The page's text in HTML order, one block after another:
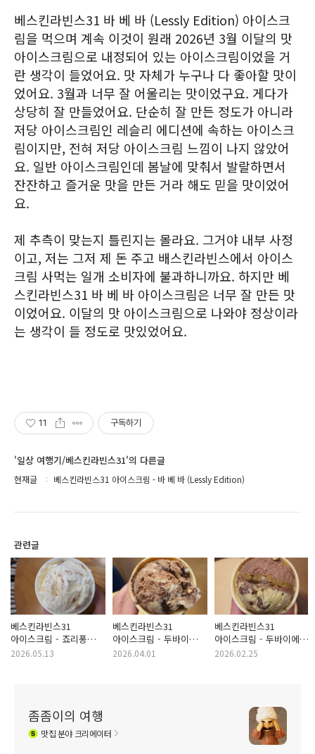
베스킨라빈스31 바 베 바 (Lessly Edition) 아이스크
림을 먹으며 계속 이것이 원래 2026년 3월 이달의 맛
아이스크림으로 내정되어 있는 아이스크림이었을 거
란 생각이 들었어요. 맛 자체가 누구나 다 좋아할 맛이
었어요. 3월과 너무 잘 어울리는 맛이었구요. 게다가
상당히 잘 만들었어요. 단순히 잘 만든 정도가 아니라
저당 아이스크림인 레슬리 에디션에 속하는 아이스크
림이지만, 전혀 저당 아이스크림 느낌이 나지 않았어
요. 일반 아이스크림인데 봄날에 맞춰서 발랄하면서
잔잔하고 즐거운 맛을 만든 거라 해도 믿을 맛이었어
요.
제 추측이 맞는지 틀린지는 몰라요. 그거야 내부 사정
이고, 저는 그저 제 돈 주고 배스킨라빈스에서 아이스
크림 사먹는 일개 소비자에 불과하니까요. 하지만 베
스킨라빈스31 바 베 바 아이스크림은 너무 잘 만든 맛
이었어요. 이달의 맛 아이스크림으로 나와야 정상이라
는 생각이 들 정도로 맛있었어요.
11 구독하기
'일상 여행기/베스킨라빈스31'의 다른글
현재글 베스킨라빈스31 아이스크림 - 바 베 바 (Lessly Edition)
관련글
베스킨라빈스31
아이스크림 - 죠리퐁
라떼
2026.05.13
베스킨라빈스31
아이스크림 - 두바이
크런치 봉봉 (2026년
2026.04.01
베스킨라빈스31
아이스크림 - 두바이에서
온 엄마는 외계인
2026.02.25
좀좀이의 여행
맛집분야 크리에이터